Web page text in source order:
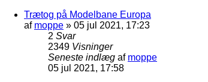
Trætog på Modelbane Europa
af moppe » 05 jul 2021, 17:23
2 Svar
2349 Visninger
Seneste indlæg af moppe
05 jul 2021, 17:58